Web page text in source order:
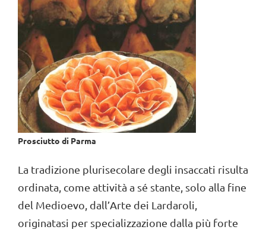
Prosciutto di Parma
La tradizione plurisecolare degli insaccati risulta
ordinata, come attività a sé stante, solo alla fine
del Medioevo, dall’Arte dei Lardaroli,
originatasi per specializzazione dalla più forte